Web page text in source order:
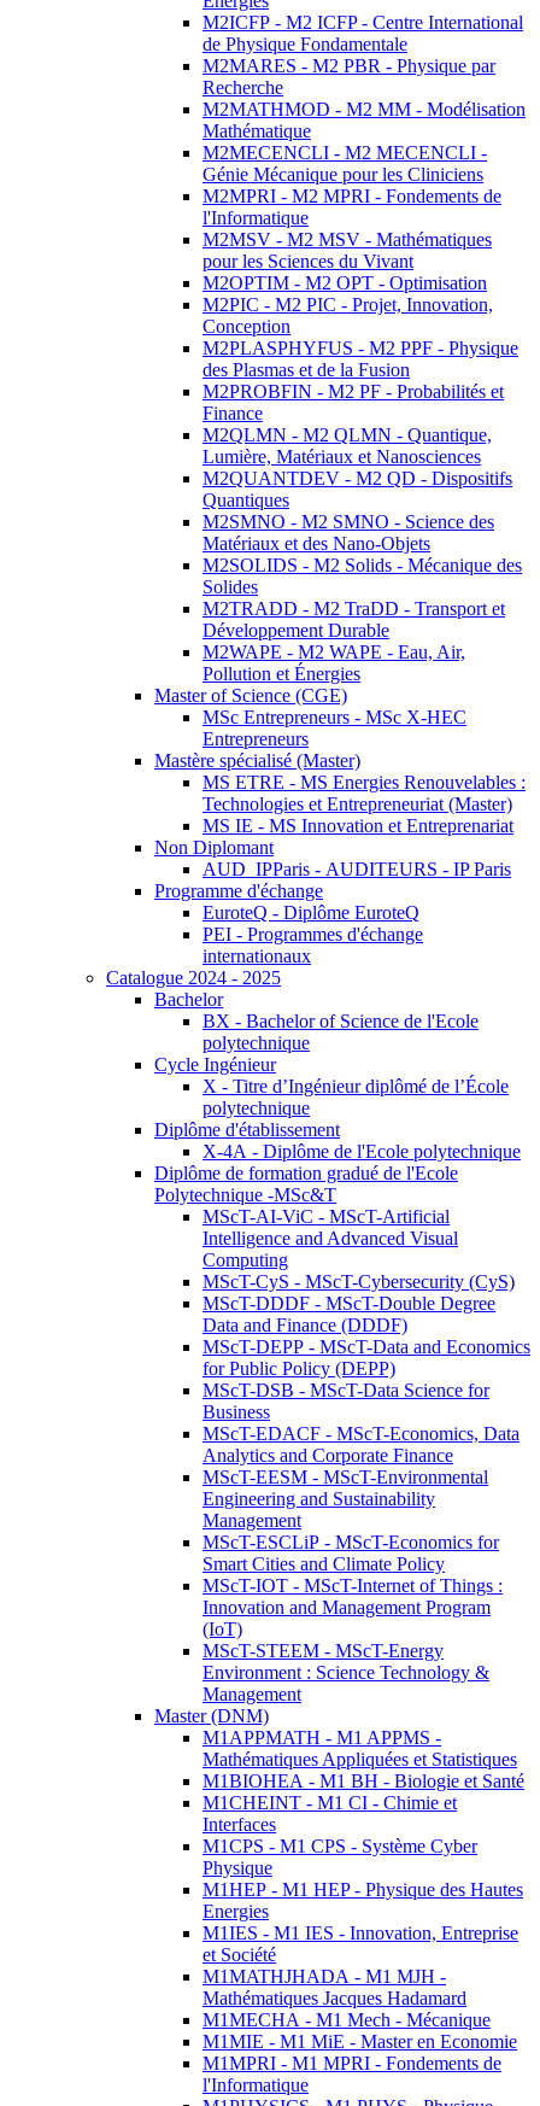
M2ICFP - M2 ICFP - Centre International
de Physique Fondamentale
M2MARES - M2 PBR - Physique par
Recherche
M2MATHMOD - M2 MM - Modélisation
Mathématique
M2MECENCLI - M2 MECENCLI -
Génie Mécanique pour les Cliniciens
M2MPRI - M2 MPRI - Fondements de
l'Informatique
M2MSV - M2 MSV - Mathématiques
pour les Sciences du Vivant
M2OPTIM - M2 OPT - Optimisation
M2PIC - M2 PIC - Projet, Innovation,
Conception
M2PLASPHYFUS - M2 PPF - Physique
des Plasmas et de la Fusion
M2PROBFIN - M2 PF - Probabilités et
Finance
M2QLMN - M2 QLMN - Quantique,
Lumière, Matériaux et Nanosciences
M2QUANTDEV - M2 QD - Dispositifs
Quantiques
M2SMNO - M2 SMNO - Science des
Matériaux et des Nano-Objets
M2SOLIDS - M2 Solids - Mécanique des
Solides
M2TRADD - M2 TraDD - Transport et
Développement Durable
M2WAPE - M2 WAPE - Eau, Air,
Pollution et Énergies
Master of Science (CGE)
MSc Entrepreneurs - MSc X-HEC
Entrepreneurs
Mastère spécialisé (Master)
MS ETRE - MS Energies Renouvelables :
Technologies et Entrepreneuriat (Master)
MS IE - MS Innovation et Entreprenariat
Non Diplomant
AUD_IPParis - AUDITEURS - IP Paris
Programme d'échange
EuroteQ - Diplôme EuroteQ
PEI - Programmes d'échange
internationaux
Catalogue 2024 - 2025
Bachelor
BX - Bachelor of Science de l'Ecole
polytechnique
Cycle Ingénieur
X - Titre d’Ingénieur diplômé de l’École
polytechnique
Diplôme d'établissement
X-4A - Diplôme de l'Ecole polytechnique
Diplôme de formation gradué de l'Ecole
Polytechnique -MSc&T
MScT-AI-ViC - MScT-Artificial
Intelligence and Advanced Visual
Computing
MScT-CyS - MScT-Cybersecurity (CyS)
MScT-DDDF - MScT-Double Degree
Data and Finance (DDDF)
MScT-DEPP - MScT-Data and Economics
for Public Policy (DEPP)
MScT-DSB - MScT-Data Science for
Business
MScT-EDACF - MScT-Economics, Data
Analytics and Corporate Finance
MScT-EESM - MScT-Environmental
Engineering and Sustainability
Management
MScT-ESCLiP - MScT-Economics for
Smart Cities and Climate Policy
MScT-IOT - MScT-Internet of Things :
Innovation and Management Program
(IoT)
MScT-STEEM - MScT-Energy
Environment : Science Technology &
Management
Master (DNM)
M1APPMATH - M1 APPMS -
Mathématiques Appliquées et Statistiques
M1BIOHEA - M1 BH - Biologie et Santé
M1CHEINT - M1 CI - Chimie et
Interfaces
M1CPS - M1 CPS - Système Cyber
Physique
M1HEP - M1 HEP - Physique des Hautes
Energies
M1IES - M1 IES - Innovation, Entreprise
et Société
M1MATHJHADA - M1 MJH -
Mathématiques Jacques Hadamard
M1MECHA - M1 Mech - Mécanique
M1MIE - M1 MiE - Master en Economie
M1MPRI - M1 MPRI - Fondements de
l'Informatique